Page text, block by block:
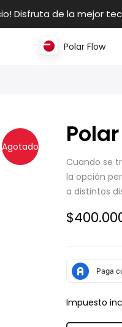
Disfruta de la mejor
Polar Flow
Agotado Polar
Cuando se
la opción
a distintos
Impuesto